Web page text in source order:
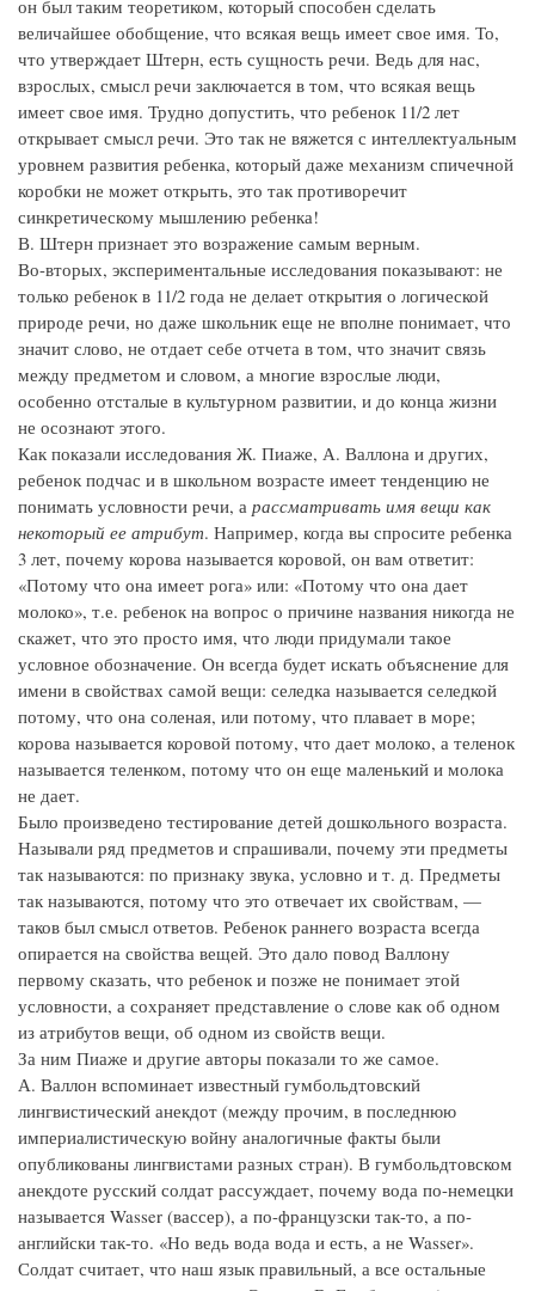
он был таким теоретиком, который способен сделать
величайшее обобщение, что всякая вещь имеет свое имя. То,
что утверждает Штерн, есть сущность речи. Ведь для нас,
взрослых, смысл речи заключается в том, что всякая вещь
имеет свое имя. Трудно допустить, что ребенок 11/2 лет
открывает смысл речи. Это так не вяжется с интеллектуальным
уровнем развития ребенка, который даже механизм спичечной
коробки не может открыть, это так противоречит
синкретическому мышлению ребенка!
В. Штерн признает это возражение самым верным.
Во-вторых, экспериментальные исследования показывают: не
только ребенок в 11/2 года не делает открытия о логической
природе речи, но даже школьник еще не вполне понимает, что
значит слово, не отдает себе отчета в том, что значит связь
между предметом и словом, а многие взрослые люди,
особенно отсталые в культурном развитии, и до конца жизни
не осознают этого.
Как показали исследования Ж. Пиаже, А. Валлона и других,
ребенок подчас и в школьном возрасте имеет тенденцию не
понимать условности речи, а рассматривать имя вещи как
некоторый ее атрибут. Например, когда вы спросите ребенка
3 лет, почему корова называется коровой, он вам ответит:
«Потому что она имеет рога» или: «Потому что она дает
молоко», т.е. ребенок на вопрос о причине названия никогда не
скажет, что это просто имя, что люди придумали такое
условное обозначение. Он всегда будет искать объяснение для
имени в свойствах самой вещи: селедка называется селедкой
потому, что она соленая, или потому, что плавает в море;
корова называется коровой потому, что дает молоко, а теленок
называется теленком, потому что он еще маленький и молока
не дает.
Было произведено тестирование детей дошкольного возраста.
Называли ряд предметов и спрашивали, почему эти предметы
так называются: по признаку звука, условно и т. д. Предметы
так называются, потому что это отвечает их свойствам, —
таков был смысл ответов. Ребенок раннего возраста всегда
опирается на свойства вещей. Это дало повод Валлону
первому сказать, что ребенок и позже не понимает этой
условности, а сохраняет представление о слове как об одном
из атрибутов вещи, об одном из свойств вещи.
За ним Пиаже и другие авторы показали то же самое.
А. Валлон вспоминает известный гумбольдтовский
лингвистический анекдот (между прочим, в последнюю
империалистическую войну аналогичные факты были
опубликованы лингвистами разных стран). В гумбольдтовском
анекдоте русский солдат рассуждает, почему вода по-немецки
называется Wasser (вассер), а по-французски так-то, а по-
английски так-то. «Но ведь вода вода и есть, а не Wasser».
Солдат считает, что наш язык правильный, а все остальные